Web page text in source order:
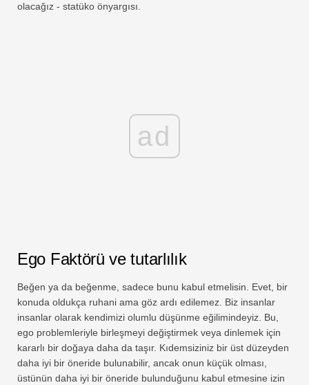
olacağız - statüko önyargısı.
ad
Ego Faktörü ve tutarlılık
Beğen ya da beğenme, sadece bunu kabul etmelisin. Evet, bir
konuda oldukça ruhani ama göz ardı edilemez. Biz insanlar
insanlar olarak kendimizi olumlu düşünme eğilimindeyiz. Bu,
ego problemleriyle birleşmeyi değiştirmek veya dinlemek için
kararlı bir doğaya daha da taşır. Kıdemsiziniz bir üst düzeyden
daha iyi bir öneride bulunabilir, ancak onun küçük olması,
üstünün daha iyi bir öneride bulunduğunu kabul etmesine izin